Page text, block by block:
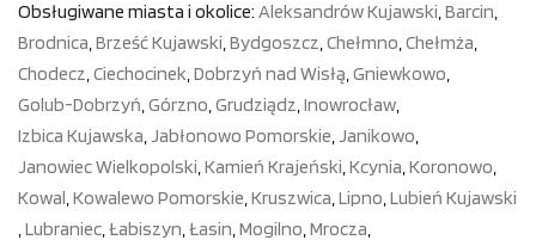
Obsługiwane miasta i okolice: Aleksandrów Kujawski,Barcin,
Brodnica,Brześć Kujawski,Bydgoszcz,Chełmno,Chełmża,
Chodecz,Ciechocinek,Dobrzyń nad Wisłą,Gniewkowo,
Golub-Dobrzyń,Górzno,Grudziądz,Inowrocław,
Izbica Kujawska,Jabłonowo Pomorskie,Janikowo,
Janowiec Wielkopolski,Kamień Krajeński,Kcynia,Koronowo,
Kowal,Kowalewo Pomorskie,Kruszwica,Lipno,Lubień Kujawski
,Lubraniec,Łabiszyn,Łasin,Mogilno,Mrocza,